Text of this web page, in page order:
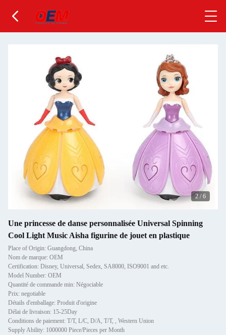
2 / 6
Une princesse de danse personnalisée Universal Spinning
Cool Light Music Aisha figurine de jouet en plastique
Place of Origin: Guangdong, China
Nom de marque: OEM
Certification: Disney, Universal, Sedex, SA8000, ISO9001 and etc.
Model Number: OEM
Quantité de commande min: Négociable
Prix: negotiable
Détails d'emballage: Produit d'origine
Délai de livraison: 15-25Day
Conditions de paiement: T/T, L/C, D/A, T/T, , Western Union
Supply Ability: 1000000 Piece/Pieces per Month